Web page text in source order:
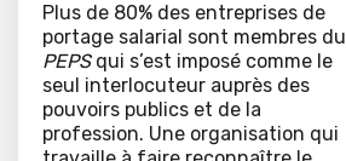
Plus de 80% des entreprises de
portage salarial sont membres du
PEPSqui s’est imposé comme le
seul interlocuteur auprès des
pouvoirs publics et de la
profession. Une organisation qui